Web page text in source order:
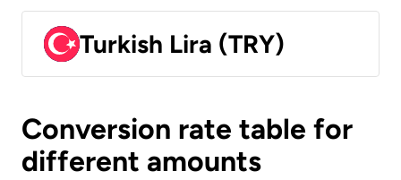
Turkish Lira (TRY)
Conversion rate table for
different amounts